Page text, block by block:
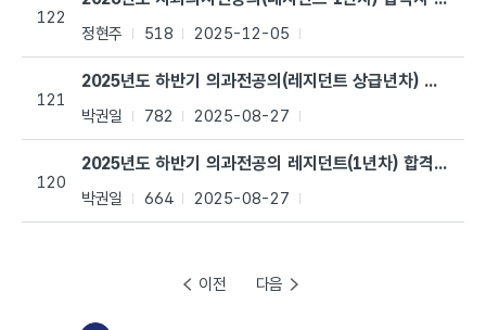
122
정현주 518 2025-12-05
121
2025년도 하반기 의과전공의(레지던트 상급년차) 합격자
박권일 782 2025-08-27
120
2025년도 하반기 의과전공의 레지던트(1년차) 합격자 공고
박권일 664 2025-08-27
이전 다음